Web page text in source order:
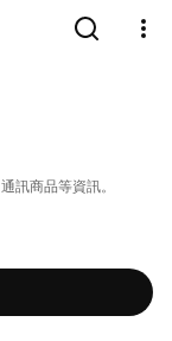
訊商品等資訊。